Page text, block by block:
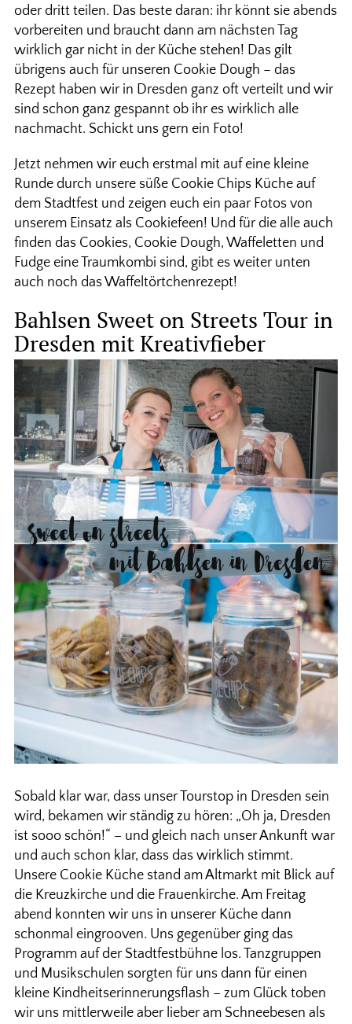
oder dritt teilen. Das beste daran: ihr könnt sie abends
vorbereiten und braucht dann am nächsten Tag
wirklich gar nicht in der Küche stehen! Das gilt
übrigens auch für unseren Cookie Dough – das
Rezept haben wir in Dresden ganz oft verteilt und wir
sind schon ganz gespannt ob ihr es wirklich alle
nachmacht. Schickt uns gern ein Foto!
Jetzt nehmen wir euch erstmal mit auf eine kleine
Runde durch unsere süße Cookie Chips Küche auf
dem Stadtfest und zeigen euch ein paar Fotos von
unserem Einsatz als Cookiefeen! Und für die alle auch
finden das Cookies, Cookie Dough, Waffeletten und
Fudge eine Traumkombi sind, gibt es weiter unten
auch noch das Waffeltörtchenrezept!
Bahlsen Sweet on Streets Tour in
Dresden mit Kreativfieber
Sobald klar war, dass unser Tourstop in Dresden sein
wird, bekamen wir ständig zu hören: „Oh ja, Dresden
ist sooo schön!“ – und gleich nach unser Ankunft war
und auch schon klar, dass das wirklich stimmt.
Unsere Cookie Küche stand am Altmarkt mit Blick auf
die Kreuzkirche und die Frauenkirche. Am Freitag
abend konnten wir uns in unserer Küche dann
schonmal eingrooven. Uns gegenüber ging das
Programm auf der Stadtfestbühne los. Tanzgruppen
und Musikschulen sorgten für uns dann für einen
kleine Kindheitserinnerungsflash – zum Glück toben
wir uns mittlerweile aber lieber am Schneebesen als